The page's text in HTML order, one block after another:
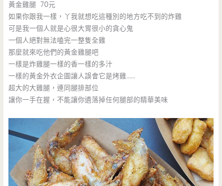
黃金雞腿 70元
如果你跟我一樣，丫我就想吃這種別的地方吃不到的炸雞
可是我一個人就是心很大胃很小的貪心鬼
一個人絕對無法嗑完一整隻全雞
那麼就來吃他們的黃金雞腿吧
一樣是炸雞腿一樣的香一樣的多汁
一樣的黃金外衣企圖讓人誤會它是烤雞……
超大的大雞腿，連同腿排部位
讓你一手在握，不能讓你遺落掉任何腿部的精華美味